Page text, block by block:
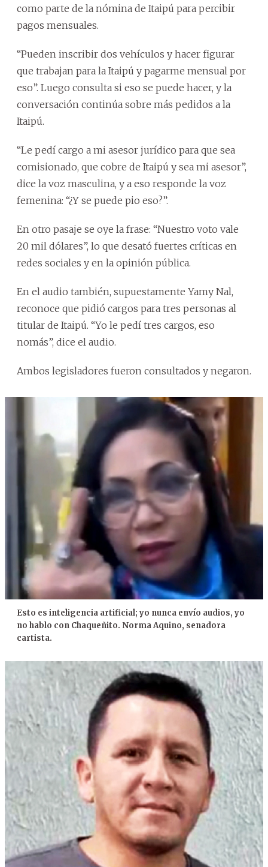
como parte de la nómina de Itaipú para percibir
pagos mensuales.
“Pueden inscribir dos vehículos y hacer figurar
que trabajan para la Itaipú y pagarme mensual por
eso”. Luego consulta si eso se puede hacer, y la
conversación continúa sobre más pedidos a la
Itaipú.
“Le pedí cargo a mi asesor jurídico para que sea
comisionado, que cobre de Itaipú y sea mi asesor”,
dice la voz masculina, y a eso responde la voz
femenina: “¿Y se puede pio eso?”.
En otro pasaje se oye la frase: “Nuestro voto vale
20 mil dólares”, lo que desató fuertes críticas en
redes sociales y en la opinión pública.
En el audio también, supuestamente Yamy Nal,
reconoce que pidió cargos para tres personas al
titular de Itaipú. “Yo le pedí tres cargos, eso
nomás”, dice el audio.
Ambos legisladores fueron consultados y negaron.
Esto es inteligencia artificial; yo nunca envío audios, yo
no hablo con Chaqueñito. Norma Aquino, senadora
cartista.